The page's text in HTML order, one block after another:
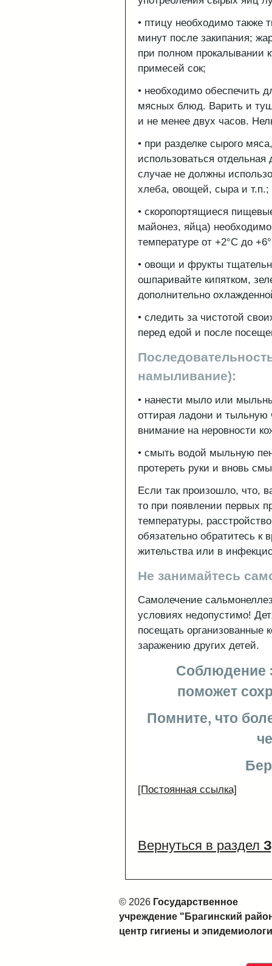
• птицу необходимо также
минут после закипания;
при полном прокалывании
примесей сок;
• необходимо обеспечить
мясных блюд. Варить и
и не менее двух часов.
• при разделке сырого
использоваться
случае не должны
хлеба, овощей, сыра и т.п.;
• скоропортящиеся
майонез, яйца)
температуре от +2°С до
• овощи и фрукты
ошпаривайте кипятком,
дополнительно
• следить за чистотой
перед едой и после
намыливание):
• нанести мыло или
оттирая ладони и тыльную
внимание на неровности
• смыть водой мыльную
протереть руки и вновь
Если так произошло, что,
то при появлении первых
температуры,
обязательно обратитесь к
жительства или в
Не занимайтесь
Самолечение
условиях недопустимо!
посещать организованные
заражению других детей.
Соблюдение
поможет
Помните, что
[Постоянная ссылка]
Вернуться в раздел
© 2026 Государственное
учреждение "Брагинский
центр гигиены и